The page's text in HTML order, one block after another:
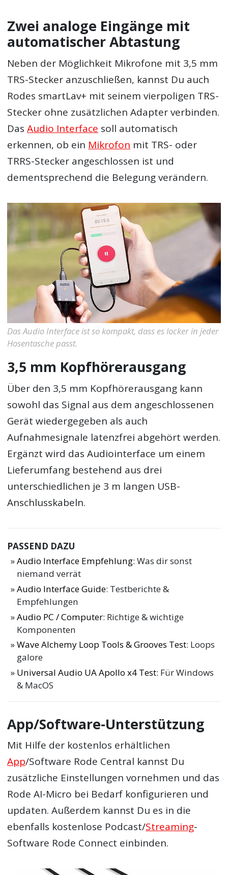
Zwei analoge Eingänge mit
automatischer Abtastung
Neben der Möglichkeit Mikrofone mit 3,5 mm
TRS-Stecker anzuschließen, kannst Du auch
Rodes smartLav+ mit seinem vierpoligen TRS-
Stecker ohne zusätzlichen Adapter verbinden.
DasAudio Interface soll automatisch
erkennen, ob ein Mikrofon mit TRS- oder
TRRS-Stecker angeschlossen ist und
dementsprechend die Belegung verändern.
Das Audio Interface ist so kompakt, dass es locker in jeder
Hosentasche passt.
3,5 mm Kopfhörerausgang
Über den 3,5 mm Kopfhörerausgang kann
sowohl das Signal aus dem angeschlossenen
Gerät wiedergegeben als auch
Aufnahmesignale latenzfrei abgehört werden.
Ergänzt wird das Audiointerface um einem
Lieferumfang bestehend aus drei
unterschiedlichen je 3 m langen USB-
Anschlusskabeln.
PASSEND DAZU
Audio Interface Empfehlung: Was dir sonst
niemand verrät
Audio Interface Guide: Testberichte &
Empfehlungen
Audio PC / Computer: Richtige & wichtige
Komponenten
Wave Alchemy Loop Tools & Grooves Test: Loops
galore
Universal Audio UA Apollo x4 Test: Für Windows
& MacOS
App/Software-Unterstützung
Mit Hilfe der kostenlos erhältlichen
App/Software Rode Central kannst Du
zusätzliche Einstellungen vornehmen und das
Rode AI-Micro bei Bedarf konfigurieren und
updaten. Außerdem kannst Du es in die
ebenfalls kostenlose Podcast/Streaming-
Software Rode Connect einbinden.